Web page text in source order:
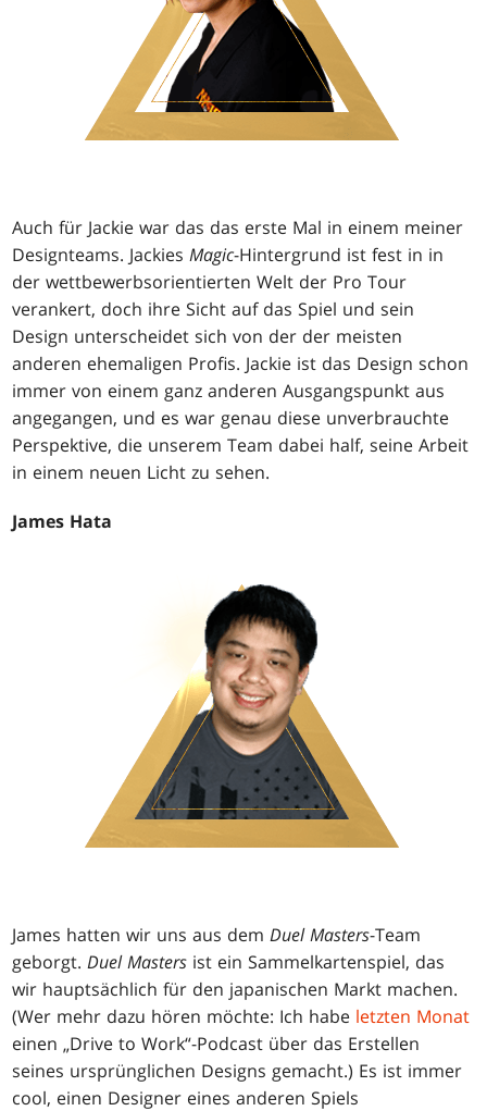
Auch für Jackie war das das erste Mal in einem meiner
Designteams. JackiesMagic-Hintergrund ist fest in in
der wettbewerbsorientierten Welt der Pro Tour
verankert, doch ihre Sicht auf das Spiel und sein
Design unterscheidet sich von der der meisten
anderen ehemaligen Profis. Jackie ist das Design schon
immer von einem ganz anderen Ausgangspunkt aus
angegangen, und es war genau diese unverbrauchte
Perspektive, die unserem Team dabei half, seine Arbeit
in einem neuen Licht zu sehen.
James Hata
James hatten wir uns aus demDuel Masters-Team
geborgt.Duel Masters ist ein Sammelkartenspiel, das
wir hauptsächlich für den japanischen Markt machen.
(Wer mehr dazu hören möchte: Ich habe letzten Monat
einen „Drive to Work“-Podcast über das Erstellen
seines ursprünglichen Designs gemacht.) Es ist immer
cool, einen Designer eines anderen Spiels